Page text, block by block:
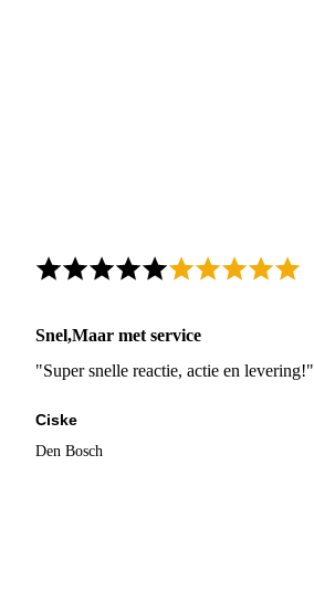
Snel,Maar met service
"Super snelle reactie, actie en levering!"
Ciske
Den Bosch